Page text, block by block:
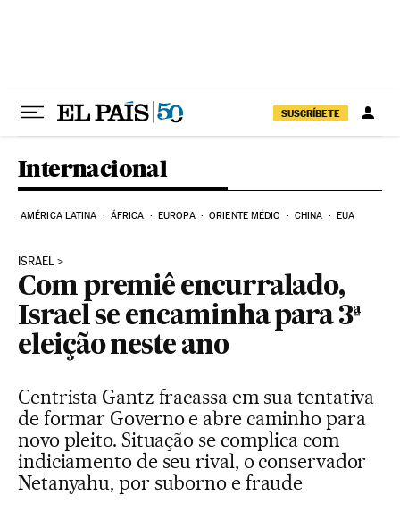
SUSCRÍBETE
Internacional
AMÉRICA LATINA ÁFRICA EUROPA ORIENTE MÉDIO CHINA EUA
ISRAEL
Com premiê encurralado,
Israel se encaminha para 3ª
eleição neste ano
Centrista Gantz fracassa em sua tentativa
de formar Governo e abre caminho para
novo pleito. Situação se complica com
indiciamento de seu rival, o conservador
Netanyahu, por suborno e fraude